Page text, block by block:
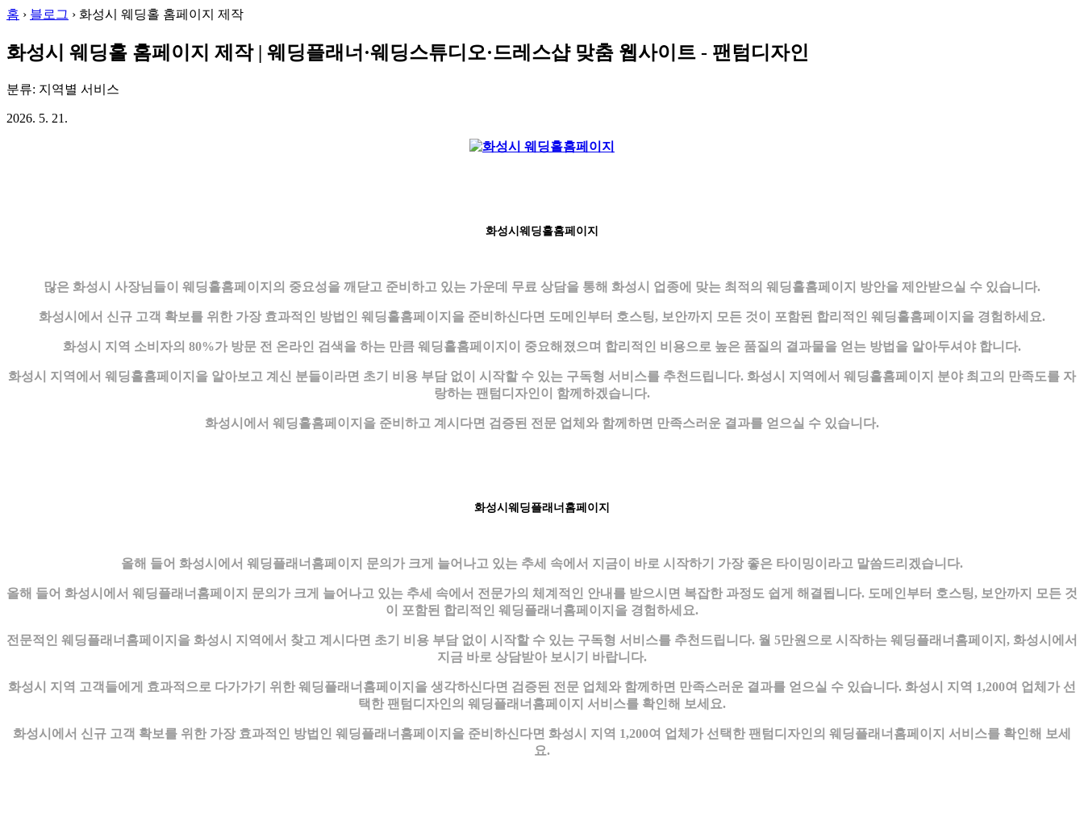
홈 › 블로그 › 화성시 웨딩홀 홈페이지 제작
화성시 웨딩홀 홈페이지 제작 | 웨딩플래너·웨딩스튜디오·드레스샵 맞춤 웹사이트 - 팬텀디자인
분류: 지역별 서비스
2026. 5. 21.
화성시웨딩홀홈페이지
많은 화성시 사장님들이 웨딩홀홈페이지의 중요성을 깨닫고 준비하고 있는 가운데 무료 상담을 통해 화성시 업종에 맞는 최적의 웨딩홀홈페이지 방안을 제안받으실 수 있습니다.
화성시에서 신규 고객 확보를 위한 가장 효과적인 방법인 웨딩홀홈페이지을 준비하신다면 도메인부터 호스팅, 보안까지 모든 것이 포함된 합리적인 웨딩홀홈페이지을 경험하세요.
화성시 지역 소비자의 80%가 방문 전 온라인 검색을 하는 만큼 웨딩홀홈페이지이 중요해졌으며 합리적인 비용으로 높은 품질의 결과물을 얻는 방법을 알아두셔야 합니다.
화성시 지역에서 웨딩홀홈페이지을 알아보고 계신 분들이라면 초기 비용 부담 없이 시작할 수 있는 구독형 서비스를 추천드립니다. 화성시 지역에서 웨딩홀홈페이지 분야 최고의 만족도를 자
랑하는 팬텀디자인이 함께하겠습니다.
화성시에서 웨딩홀홈페이지을 준비하고 계시다면 검증된 전문 업체와 함께하면 만족스러운 결과를 얻으실 수 있습니다.
화성시웨딩플래너홈페이지
올해 들어 화성시에서 웨딩플래너홈페이지 문의가 크게 늘어나고 있는 추세 속에서 지금이 바로 시작하기 가장 좋은 타이밍이라고 말씀드리겠습니다.
올해 들어 화성시에서 웨딩플래너홈페이지 문의가 크게 늘어나고 있는 추세 속에서 전문가의 체계적인 안내를 받으시면 복잡한 과정도 쉽게 해결됩니다. 도메인부터 호스팅, 보안까지 모든 것
이 포함된 합리적인 웨딩플래너홈페이지을 경험하세요.
전문적인 웨딩플래너홈페이지을 화성시 지역에서 찾고 계시다면 초기 비용 부담 없이 시작할 수 있는 구독형 서비스를 추천드립니다. 월 5만원으로 시작하는 웨딩플래너홈페이지, 화성시에서
지금 바로 상담받아 보시기 바랍니다.
화성시 지역 고객들에게 효과적으로 다가가기 위한 웨딩플래너홈페이지을 생각하신다면 검증된 전문 업체와 함께하면 만족스러운 결과를 얻으실 수 있습니다. 화성시 지역 1,200여 업체가 선
택한 팬텀디자인의 웨딩플래너홈페이지 서비스를 확인해 보세요.
화성시에서 신규 고객 확보를 위한 가장 효과적인 방법인 웨딩플래너홈페이지을 준비하신다면 화성시 지역 1,200여 업체가 선택한 팬텀디자인의 웨딩플래너홈페이지 서비스를 확인해 보세
요.